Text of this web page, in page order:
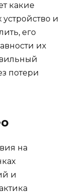
какие
и
его
их
потери
на
и